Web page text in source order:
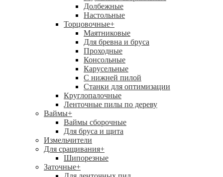
Долбежные
Настольные
Торцовочные+
Маятниковые
Для бревна и бруса
Проходные
Консольные
Карусельные
С нижней пилой
Станки для оптимизации
Круглопалочные
Ленточные пилы по дереву
Ваймы+
Ваймы сборочные
Для бруса и щита
Измельчители
Для сращивания+
Шипорезные
Заточные+